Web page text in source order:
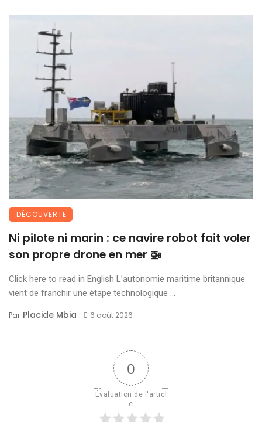
DÉCOUVERTE
Ni pilote ni marin : ce navire robot fait voler
son propre drone en mer 🚁
Click here to read in English L’autonomie maritime britannique
vient de franchir une étape technologique ...
Par Placide Mbia 6 août 2026
0
Évaluation de l'articl
e